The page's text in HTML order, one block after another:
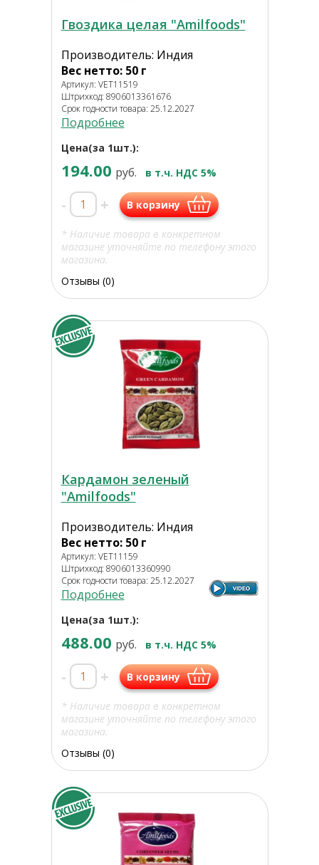
Гвоздика целая "Amilfoods"
Производитель: Индия
Вес нетто: 50 г
Артикул: VET11519
Штрихкод: 8906013361676
Срок годности товара: 25.12.2027
Подробнее
Цена(за 1шт.):
194.00 руб. в т.ч. НДС 5%
- + В корзину
* Наличие товара в конкретном
магазине уточняйте по телефону этого
магазина.
Отзывы (0)
Кардамон зеленый
"Amilfoods"
Производитель: Индия
Вес нетто: 50 г
Артикул: VET11159
Штрихкод: 8906013360990
Срок годности товара: 25.12.2027
Подробнее
Цена(за 1шт.):
488.00 руб. в т.ч. НДС 5%
- + В корзину
* Наличие товара в конкретном
магазине уточняйте по телефону этого
магазина.
Отзывы (0)